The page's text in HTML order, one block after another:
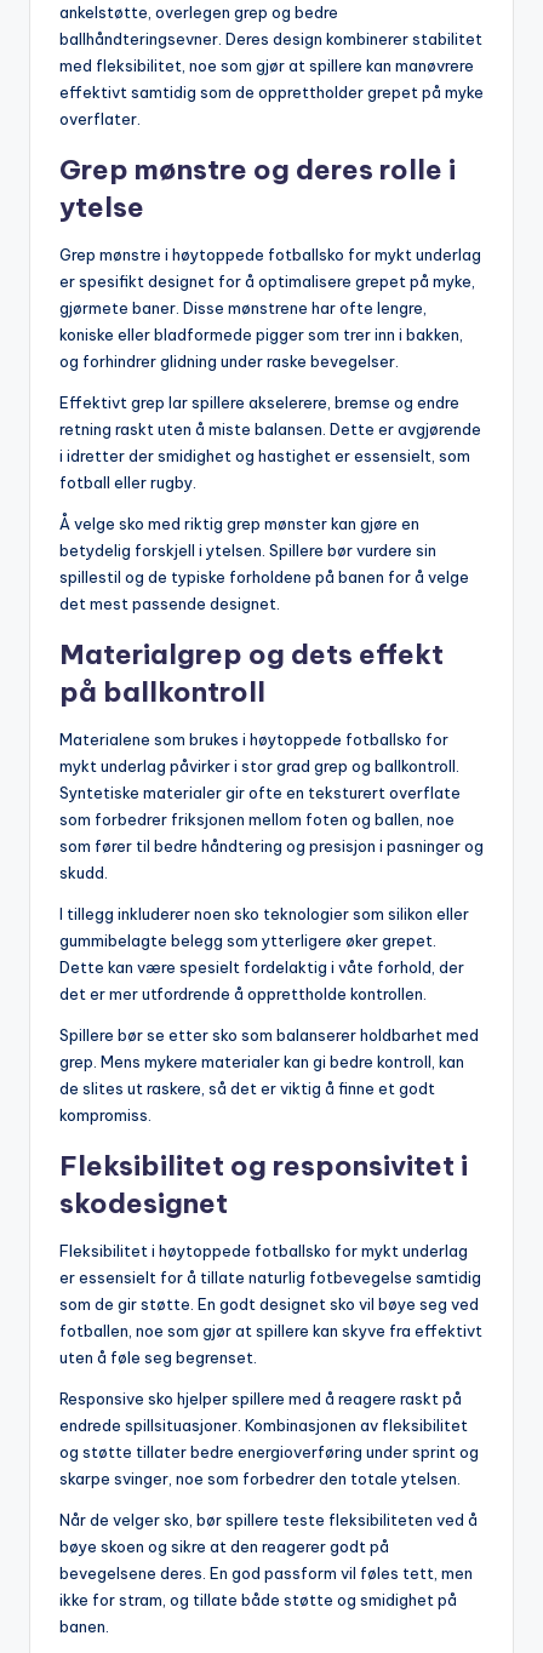
ankelstøtte, overlegen grep og bedre
ballhåndteringsevner. Deres design kombinerer stabilitet
med fleksibilitet, noe som gjør at spillere kan manøvrere
effektivt samtidig som de opprettholder grepet på myke
overflater.
Grep mønstre og deres rolle i
ytelse
Grep mønstre i høytoppede fotballsko for mykt underlag
er spesifikt designet for å optimalisere grepet på myke,
gjørmete baner. Disse mønstrene har ofte lengre,
koniske eller bladformede pigger som trer inn i bakken,
og forhindrer glidning under raske bevegelser.
Effektivt grep lar spillere akselerere, bremse og endre
retning raskt uten å miste balansen. Dette er avgjørende
i idretter der smidighet og hastighet er essensielt, som
fotball eller rugby.
Å velge sko med riktig grep mønster kan gjøre en
betydelig forskjell i ytelsen. Spillere bør vurdere sin
spillestil og de typiske forholdene på banen for å velge
det mest passende designet.
Materialgrep og dets effekt
på ballkontroll
Materialene som brukes i høytoppede fotballsko for
mykt underlag påvirker i stor grad grep og ballkontroll.
Syntetiske materialer gir ofte en teksturert overflate
som forbedrer friksjonen mellom foten og ballen, noe
som fører til bedre håndtering og presisjon i pasninger og
skudd.
I tillegg inkluderer noen sko teknologier som silikon eller
gummibelagte belegg som ytterligere øker grepet.
Dette kan være spesielt fordelaktig i våte forhold, der
det er mer utfordrende å opprettholde kontrollen.
Spillere bør se etter sko som balanserer holdbarhet med
grep. Mens mykere materialer kan gi bedre kontroll, kan
de slites ut raskere, så det er viktig å finne et godt
kompromiss.
Fleksibilitet og responsivitet i
skodesignet
Fleksibilitet i høytoppede fotballsko for mykt underlag
er essensielt for å tillate naturlig fotbevegelse samtidig
som de gir støtte. En godt designet sko vil bøye seg ved
fotballen, noe som gjør at spillere kan skyve fra effektivt
uten å føle seg begrenset.
Responsive sko hjelper spillere med å reagere raskt på
endrede spillsituasjoner. Kombinasjonen av fleksibilitet
og støtte tillater bedre energioverføring under sprint og
skarpe svinger, noe som forbedrer den totale ytelsen.
Når de velger sko, bør spillere teste fleksibiliteten ved å
bøye skoen og sikre at den reagerer godt på
bevegelsene deres. En god passform vil føles tett, men
ikke for stram, og tillate både støtte og smidighet på
banen.